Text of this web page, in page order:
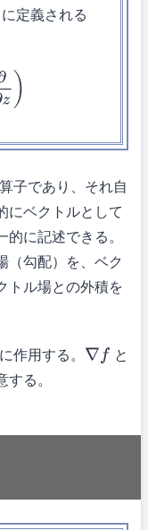
定義される
子であり、それ自
にベクトルとして
に記述できる。
（勾配）を、ベク
トル場との外積を
作用する。 ∇f
と
る。